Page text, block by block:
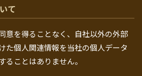
て
意を得ることなく、自社以外の外部
た個人関連情報を当社の個人データ
ることはありません。